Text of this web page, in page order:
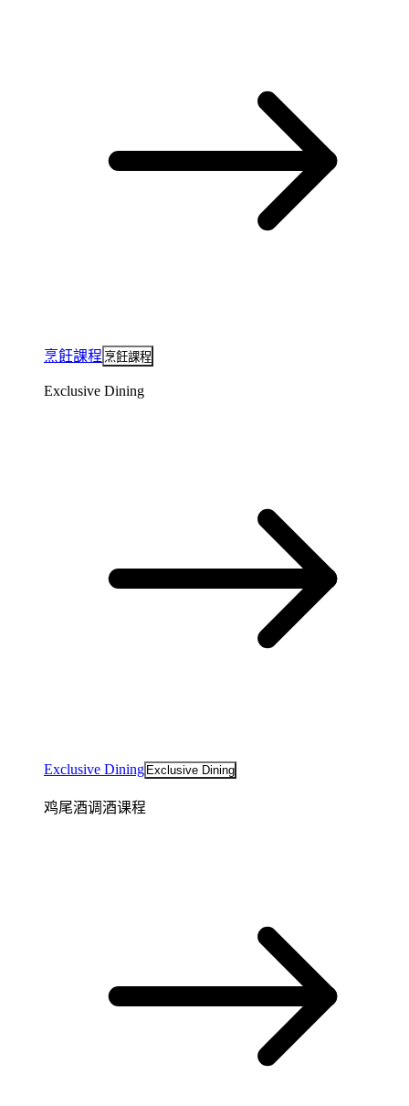
烹飪課程 烹飪課程
Exclusive Dining
Exclusive Dining Exclusive Dining
鸡尾酒调酒课程